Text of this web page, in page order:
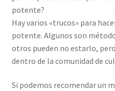
potente?
Hay varios «trucos» para
potente. Algunos son
otros pueden no estarlo,
dentro de la comunidad de
Si podemos recomendar un